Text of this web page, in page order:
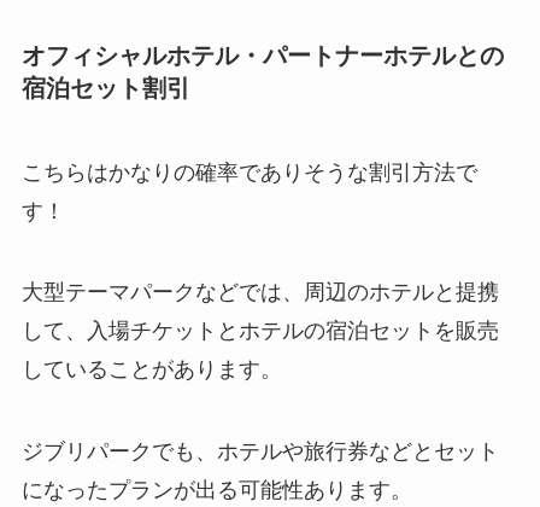
オフィシャルホテル・パートナーホテルとの
宿泊セット割引
こちらはかなりの確率でありそうな割引方法で
す！
大型テーマパークなどでは、周辺のホテルと提携
して、入場チケットとホテルの宿泊セットを販売
していることがあります。
ジブリパークでも、ホテルや旅行券などとセット
になったプランが出る可能性あります。